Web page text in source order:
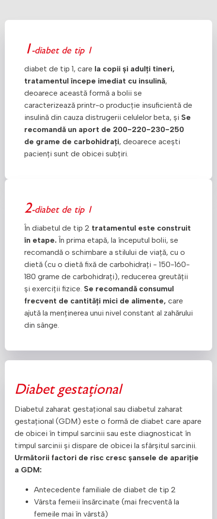
1-diabet de tip 1
diabet de tip 1, care la copii și adulți tineri,
tratamentul începe imediat cu insulină,
deoarece această formă a bolii se
caracterizează printr-o producție insuficientă de
insulină din cauza distrugerii celulelor beta, și Se
recomandă un aport de 200-220-230-250
de grame de carbohidrați, deoarece acești
pacienți sunt de obicei subțiri.
2-diabet de tip 1
În diabetul de tip 2 tratamentul este construit
în etape. În prima etapă, la începutul bolii, se
recomandă o schimbare a stilului de viață, cu o
dietă (cu o dietă fixă de carbohidrați - 150-160-
180 grame de carbohidrați), reducerea greutății
și exerciții fizice. Se recomandă consumul
frecvent de cantități mici de alimente, care
ajută la menținerea unui nivel constant al zahărului
din sânge.
Diabet gestațional
Diabetul zaharat gestațional sau diabetul zaharat
gestațional (GDM) este o formă de diabet care apare
de obicei în timpul sarcinii sau este diagnosticat în
timpul sarcinii și dispare de obicei la sfârșitul sarcinii.
Următorii factori de risc cresc șansele de apariție
a GDM:
Antecedente familiale de diabet de tip 2
Vârsta femeii însărcinate (mai frecventă la
femeile mai în vârstă)